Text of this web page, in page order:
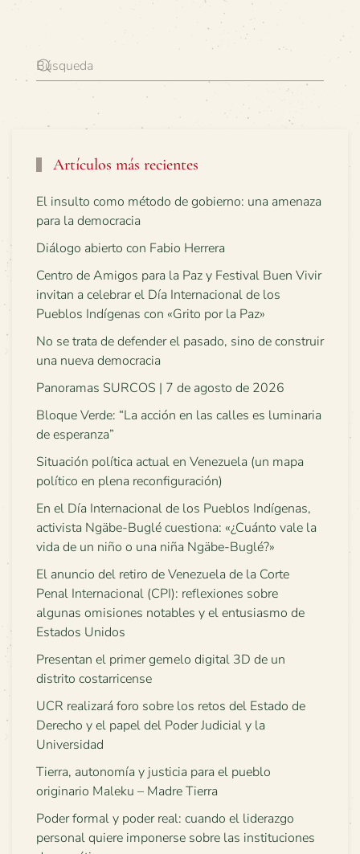
Artículos más recientes
El insulto como método de gobierno: una amenaza
para la democracia
Diálogo abierto con Fabio Herrera
Centro de Amigos para la Paz y Festival Buen Vivir
invitan a celebrar el Día Internacional de los
Pueblos Indígenas con «Grito por la Paz»
No se trata de defender el pasado, sino de construir
una nueva democracia
Panoramas SURCOS | 7 de agosto de 2026
Bloque Verde: “La acción en las calles es luminaria
de esperanza”
Situación política actual en Venezuela (un mapa
político en plena reconfiguración)
En el Día Internacional de los Pueblos Indígenas,
activista Ngäbe-Buglé cuestiona: «¿Cuánto vale la
vida de un niño o una niña Ngäbe-Buglé?»
El anuncio del retiro de Venezuela de la Corte
Penal Internacional (CPI): reflexiones sobre
algunas omisiones notables y el entusiasmo de
Estados Unidos
Presentan el primer gemelo digital 3D de un
distrito costarricense
UCR realizará foro sobre los retos del Estado de
Derecho y el papel del Poder Judicial y la
Universidad
Tierra, autonomía y justicia para el pueblo
originario Maleku – Madre Tierra
Poder formal y poder real: cuando el liderazgo
personal quiere imponerse sobre las instituciones